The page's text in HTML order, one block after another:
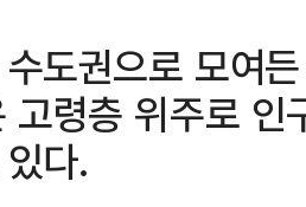
수도권으로 모
고령층 위주로
다.